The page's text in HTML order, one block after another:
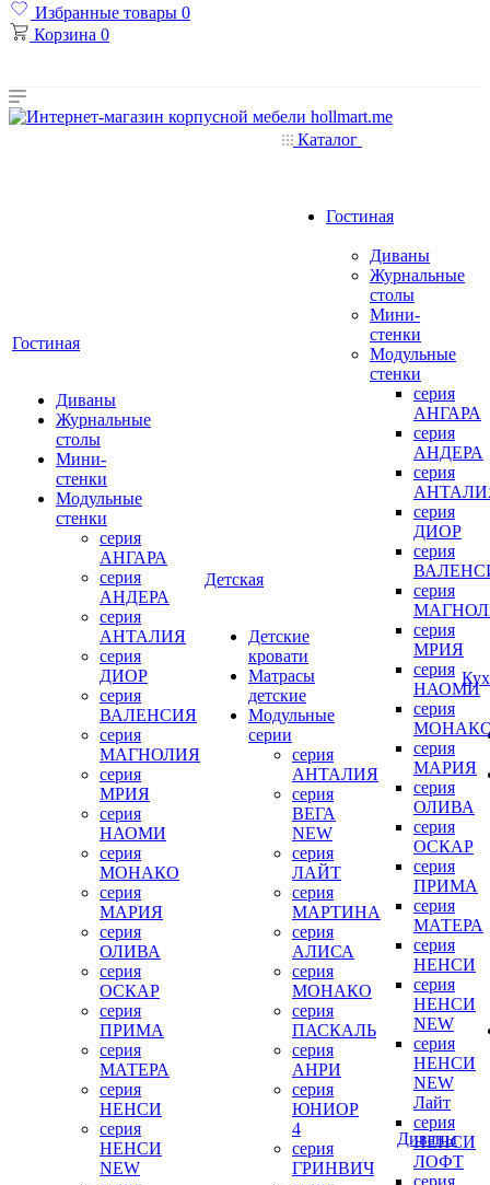
Избранные товары 0
Корзина 0
Гостиная
Диваны
Журнальные
столы
Мини-
стенки
Модульные
стенки
серия
АНГАРА
серия
АНДЕРА
серия
АНТАЛИЯ
серия
ДИОР
серия
ВАЛЕНСИЯ
серия
МАГНОЛИЯ
серия
МРИЯ
серия
НАОМИ
серия
МОНАКО
серия
МАРИЯ
серия
ОЛИВА
серия
ОСКАР
серия
ПРИМА
серия
МАТЕРА
серия
НЕНСИ
серия
НЕНСИ
NEW
Детская
Детские
кровати
Матрасы
детские
Модульные
серии
серия
АНТАЛИЯ
серия
ВЕГА
NEW
серия
ЛАЙТ
серия
МАРТИНА
серия
АЛИСА
серия
МОНАКО
серия
ПАСКАЛЬ
серия
АНРИ
серия
ЮНИОР
4
серия
ГРИНВИЧ
Диваны
Каталог
Гостиная
Диваны
Журнальные
столы
Мини-
стенки
Модульные
стенки
серия
АНГАРА
серия
АНДЕРА
серия
серия
ДИОР
серия
серия
серия
МРИЯ
серия
НАОМИ
серия
серия
МАРИЯ
серия
ОЛИВА
серия
ОСКАР
серия
ПРИМА
серия
МАТЕРА
серия
НЕНСИ
серия
НЕНСИ
NEW
серия
НЕНСИ
NEW
Лайт
серия
НЕНСИ
ЛОФТ
серия